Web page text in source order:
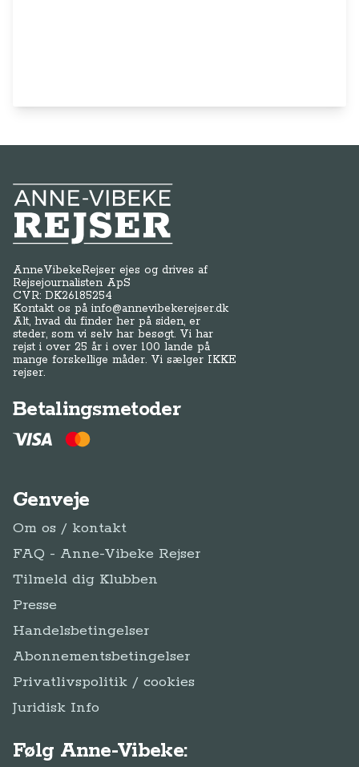
Anne-Vibeke Rejser
AnneVibekeRejser ejes og drives af
Rejsejournalisten ApS
CVR: DK26185254
Kontakt os påinfo@annevibekerejser.dk
Alt, hvad du finder her på siden, er
steder, som vi selv har besøgt. Vi har
rejst i over 25 år i over 100 lande på
mange forskellige måder. Vi sælger IKKE
rejser.
Betalingsmetoder
Genveje
Om os / kontakt
FAQ - Anne-Vibeke Rejser
Tilmeld dig Klubben
Presse
Handelsbetingelser
Abonnementsbetingelser
Privatlivspolitik / cookies
Juridisk Info
Følg Anne-Vibeke: